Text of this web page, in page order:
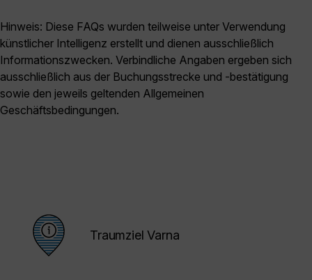
Hinweis: Diese FAQs wurden teilweise unter Verwendung
künstlicher Intelligenz erstellt und dienen ausschließlich
Informationszwecken. Verbindliche Angaben ergeben sich
ausschließlich aus der Buchungsstrecke und -bestätigung
sowie den jeweils geltenden Allgemeinen
Geschäftsbedingungen.
Traumziel Varna